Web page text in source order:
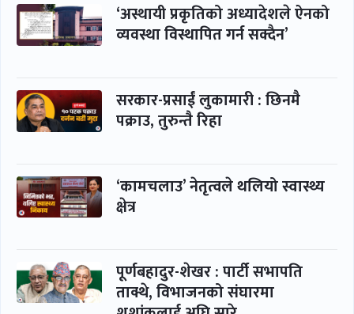
‘अस्थायी प्रकृतिको अध्यादेशले ऐनको
व्यवस्था विस्थापित गर्न सक्दैन’
सरकार-प्रसाईं लुकामारी : छिनमै
पक्राउ, तुरुन्तै रिहा
‘कामचलाउ’ नेतृत्वले थलियो स्वास्थ्य
क्षेत्र
पूर्णबहादुर-शेखर : पार्टी सभापति
ताक्थे, विभाजनको संघारमा